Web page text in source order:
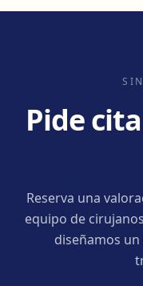
Pide
Reserva una
equipo de
diseñamos